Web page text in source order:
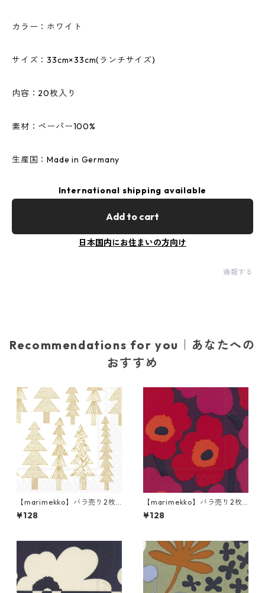
カラー：ホワイト
サイズ：33cm×33cm(ランチサイズ)
内容：20枚入り
素材：ペーパー100%
生産国：Made in Germany
International shipping available
Add to cart
日本国内にお住まいの方向け
通報する
Recommendations for you｜あなたへの
おすすめ
【marimekko】バラ売り2枚
ランチサイズ ペーパーナプキ
ン KUUSIKOSSA ホワイトxゴ
¥128
【marimekko】バラ売り2枚
ランチサイズ ペーパーナプキ
ン UNIKKO モーブ
¥128